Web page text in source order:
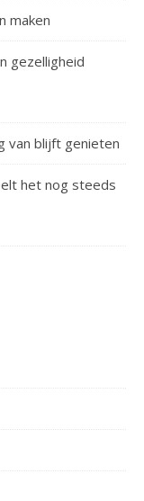
maken
gezelligheid
van blijft genieten
het nog steeds